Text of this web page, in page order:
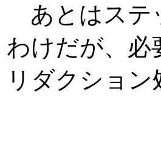
あとはステ
わけだが、必
リダクショ